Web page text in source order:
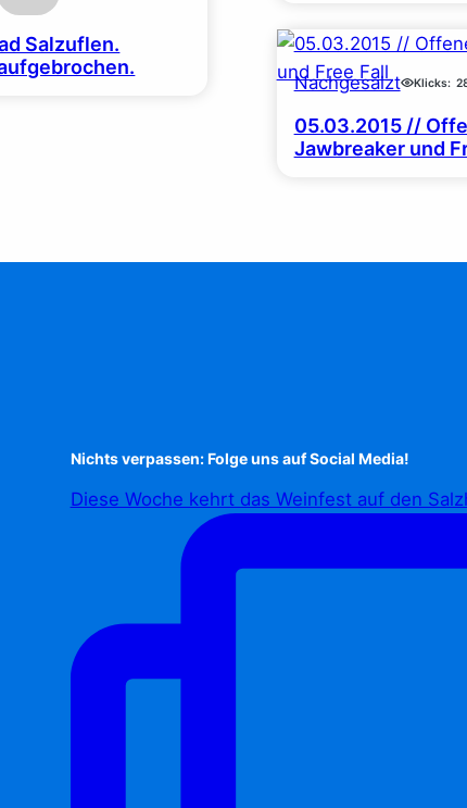
Salzuflen.
Nachgesalzt Klicks:
05.03.2015 //
Jawbreaker und
Nichts verpassen: Folge uns auf Social Media!
Diese Woche kehrt das Weinfest auf den